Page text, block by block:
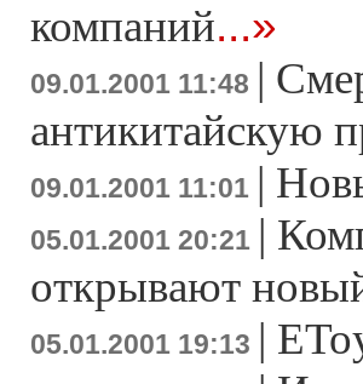
компаний...»
09.01.2001 11:48 |
антикитайскую
09.01.2001 11:01 |
05.01.2001 20:21 |
открывают
05.01.2001 19:13 |